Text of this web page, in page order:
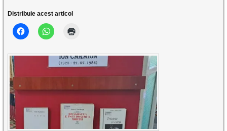
Distribuie acest articol